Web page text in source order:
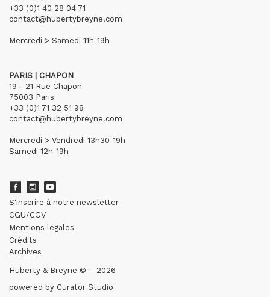
+33 (0)1 40 28 04 71
contact@hubertybreyne.com
Mercredi > Samedi 11h-19h
PARIS | CHAPON
19 - 21 Rue Chapon
75003 Paris
+33 (0)1 71 32 51 98
contact@hubertybreyne.com
Mercredi > Vendredi 13h30-19h
Samedi 12h-19h
S'inscrire à notre newsletter
CGU/CGV
Mentions légales
Crédits
Archives
Huberty & Breyne © – 2026
powered by Curator Studio